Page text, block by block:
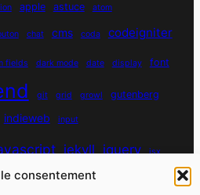
consentement
apple astuce atom
chat cms coda codeigniter
fields dark mode date display font
git grid growl gutenberg
indieweb input
jekyll jquery jsx
queries mysql navigation